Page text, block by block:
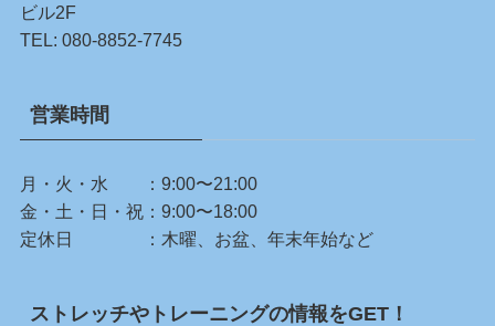
ビル2F
TEL: 080-8852-7745
営業時間
月・火・水 ：9:00〜21:00
金・土・日・祝：9:00〜18:00
定休日 ：木曜、お盆、年末年始など
ストレッチやトレーニングの情報をGET！